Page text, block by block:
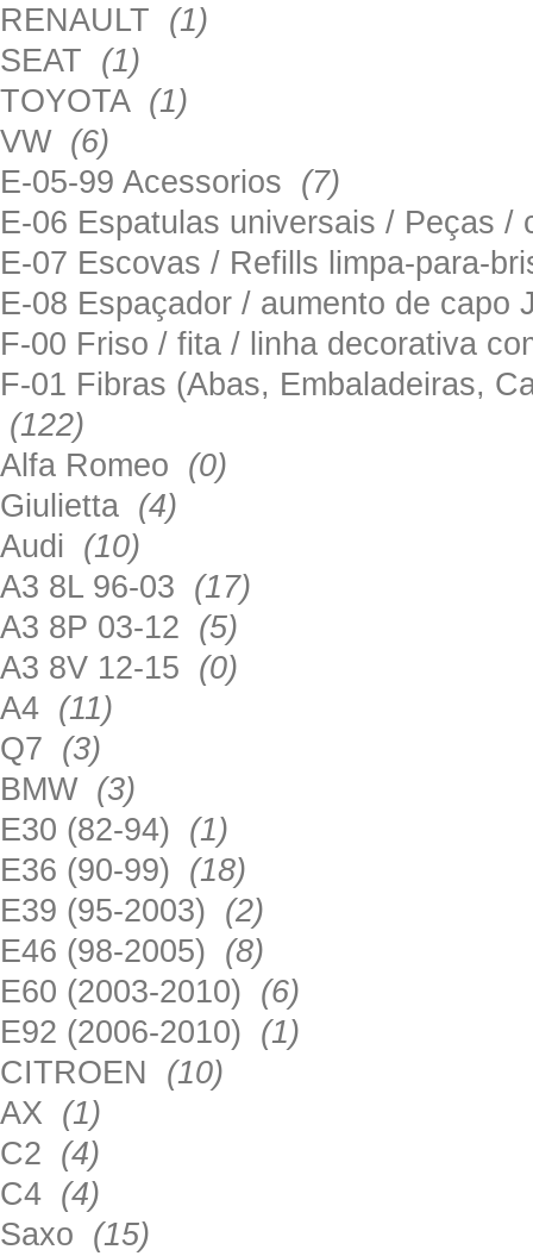
RENAULT (1)
SEAT (1)
TOYOTA (1)
VW (6)
E-05-99 Acessorios (7)
E-06 Espatulas universais / Peças
E-07 Escovas / Refills limpa-para-
E-08 Espaçador / aumento de
F-00 Friso / fita / linha decorativa
F-01 Fibras (Abas, Embaladeiras,
(122)
Alfa Romeo (0)
Giulietta (4)
Audi (10)
A3 8L 96-03 (17)
A3 8P 03-12 (5)
A3 8V 12-15 (0)
A4 (11)
Q7 (3)
BMW (3)
E30 (82-94) (1)
E36 (90-99) (18)
E39 (95-2003) (2)
E46 (98-2005) (8)
E60 (2003-2010) (6)
E92 (2006-2010) (1)
CITROEN (10)
AX (1)
C2 (4)
C4 (4)
Saxo (15)